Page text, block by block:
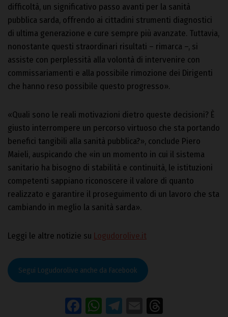
difficoltà, un significativo passo avanti per la sanità
pubblica sarda, offrendo ai cittadini strumenti diagnostici
di ultima generazione e cure sempre più avanzate. Tuttavia,
nonostante questi straordinari risultati – rimarca –, si
assiste con perplessità alla volontà di intervenire con
commissariamenti e alla possibile rimozione dei Dirigenti
che hanno reso possibile questo progresso».
«Quali sono le reali motivazioni dietro queste decisioni? È
giusto interrompere un percorso virtuoso che sta portando
benefici tangibili alla sanità pubblica?», conclude Piero
Maieli, auspicando che «in un momento in cui il sistema
sanitario ha bisogno di stabilità e continuità, le istituzioni
competenti sappiano riconoscere il valore di quanto
realizzato e garantire il proseguimento di un lavoro che sta
cambiando in meglio la sanità sarda».
Leggi le altre notizie su Logudorolive.it
Segui Logudorolive anche da Facebook
Facebook
WhatsApp
Telegram
Email